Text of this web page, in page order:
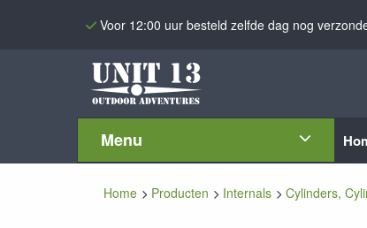
Voor 12:00 uur besteld zelfde dag nog
Menu
Home Producten Internals Cylinders,